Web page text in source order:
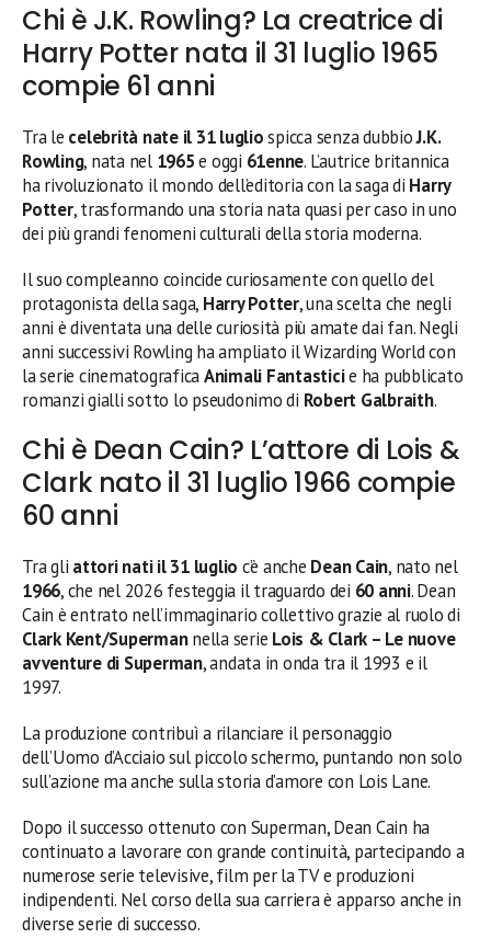
Chi è J.K. Rowling? La creatrice di
Harry Potter nata il 31 luglio 1965
compie 61 anni
Tra le celebrità nate il 31 lugliospicca senza dubbioJ.K.
Rowling, nata nel 1965e oggi 61enne. L’autrice britannica
ha rivoluzionato il mondo dell’editoria con la saga di Harry
Potter, trasformando una storia nata quasi per caso in uno
dei più grandi fenomeni culturali della storia moderna.
Il suo compleanno coincide curiosamente con quello del
protagonista della saga, Harry Potter, una scelta che negli
anni è diventata una delle curiosità più amate dai fan. Negli
anni successivi Rowling ha ampliato il Wizarding World con
la serie cinematograficaAnimali Fantasticie ha pubblicato
romanzi gialli sotto lo pseudonimo di Robert Galbraith.
Chi è Dean Cain? L’attore di Lois &
Clark nato il 31 luglio 1966 compie
60 anni
Tra gli attori nati il 31 luglio c’è anche Dean Cain, nato nel
1966, che nel 2026 festeggia il traguardo dei 60 anni. Dean
Cain è entrato nell’immaginario collettivo grazie al ruolo di
Clark Kent/Supermannella serie Lois & Clark – Le nuove
avventure di Superman, andata in onda tra il 1993 e il
1997.
La produzione contribuì a rilanciare il personaggio
dell’Uomo d’Acciaio sul piccolo schermo, puntando non solo
sull’azione ma anche sulla storia d’amore con Lois Lane.
Dopo il successo ottenuto con Superman, Dean Cain ha
continuato a lavorare con grande continuità, partecipando a
numerose serie televisive, film per la TV e produzioni
indipendenti. Nel corso della sua carriera è apparso anche in
diverse serie di successo.